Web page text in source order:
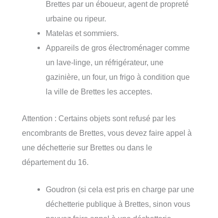
Brettes par un éboueur, agent de propreté
urbaine ou ripeur.
Matelas et sommiers.
Appareils de gros électroménager comme
un lave-linge, un réfrigérateur, une
gazinière, un four, un frigo à condition que
la ville de Brettes les acceptes.
Attention : Certains objets sont refusé par les
encombrants de Brettes, vous devez faire appel à
une déchetterie sur Brettes ou dans le
département du 16.
Goudron (si cela est pris en charge par une
déchetterie publique à Brettes, sinon vous